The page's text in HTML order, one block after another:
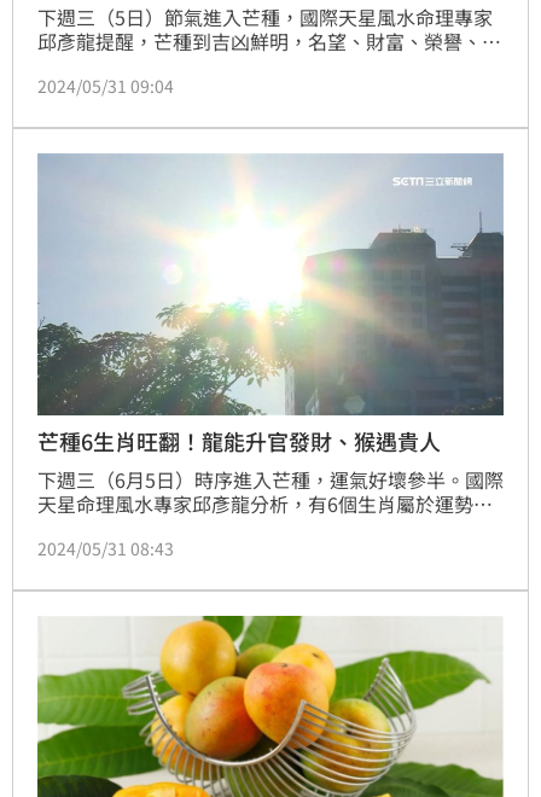
下週三（5日）節氣進入芒種，國際天星風水命理專家
邱彥龍提醒，芒種到吉凶鮮明，名望、財富、榮譽、好
婪、說謊、凶煞、惡毒等令人厭惡的事也會發生。這段
地公、觀音菩薩、三太子、白菩薩、月下老人、四面
佛、太陽神、大日如來、金剛護法、伽藍尊者、金翅鳥
2024/05/31 09:04
芒種6生肖旺翻！龍能升官發財、猴遇貴人
下週三（6月5日）時序進入芒種，運氣好壞參半。國際
天星命理風水專家邱彥龍分析，有6個生肖屬於運勢好
人有貴人相助，錢賺得開心，另外，屬蛇者有無形磁場
費也多、屬兔的建議往遠方或網路發展，會對自己特別
有利。
2024/05/31 08:43